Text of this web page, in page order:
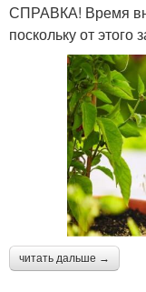
СПРАВКА! Время
поскольку от этого
читать дальше →